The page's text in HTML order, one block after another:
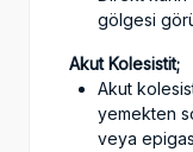
gölgesi
Akut Kolesistit;
Akut
yemekten
veya